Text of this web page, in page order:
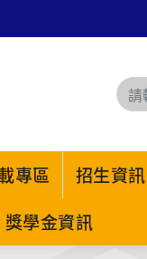
專區 招生資訊
獎學金資訊